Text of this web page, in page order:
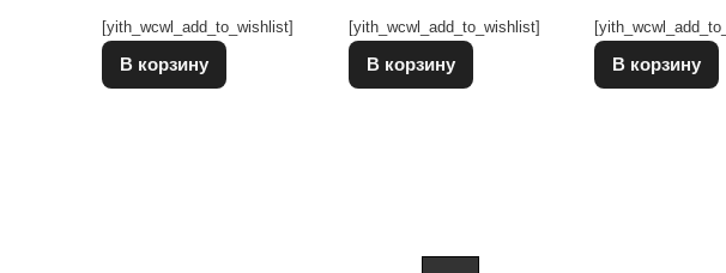
[yith_wcwl_add_to_wishlist]
В корзину Этот товар имеет несколько вариаций. Опции можно
[yith_wcwl_add_to_wishlist]
В корзину Этот товар имеет несколько
В корзину